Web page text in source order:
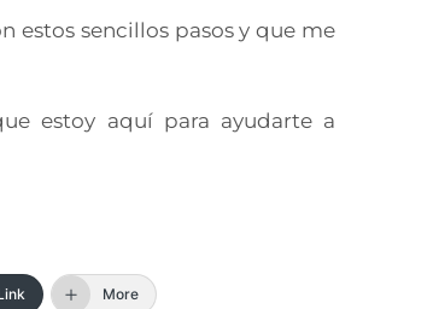
estos sencillos pasos y que me
estoy aquí para ayudarte a
More